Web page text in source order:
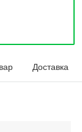
Доставка